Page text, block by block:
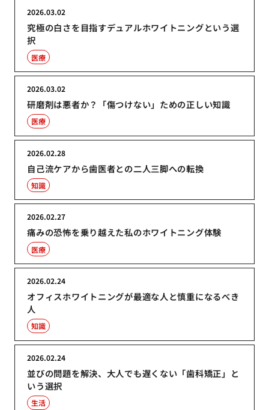
究極の白さを目指すデュアルホワイトニングという選
択
2026.03.02
医療
研磨剤は悪者か？「傷つけない」ための正しい知識
2026.03.02
医療
自己流ケアから歯医者との二人三脚への転換
2026.02.28
知識
痛みの恐怖を乗り越えた私のホワイトニング体験
2026.02.27
医療
オフィスホワイトニングが最適な人と慎重になるべき
人
2026.02.24
知識
並びの問題を解決、大人でも遅くない「歯科矯正」と
いう選択
2026.02.24
生活